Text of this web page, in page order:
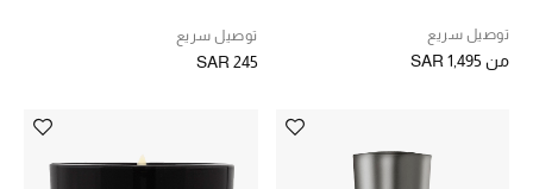
توصيل سريع
من SAR 1,495
توصيل سريع
SAR 245